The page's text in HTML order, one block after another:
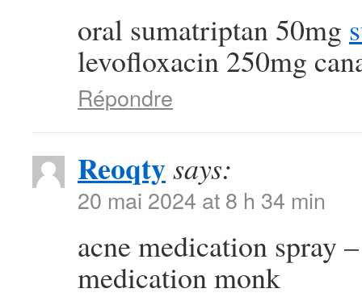
oral sumatriptan 50mg
levofloxacin 250mg
Répondre
Reoqtysays:
20 mai 2024 at 8 h 34 min
acne medication spray
medication monk